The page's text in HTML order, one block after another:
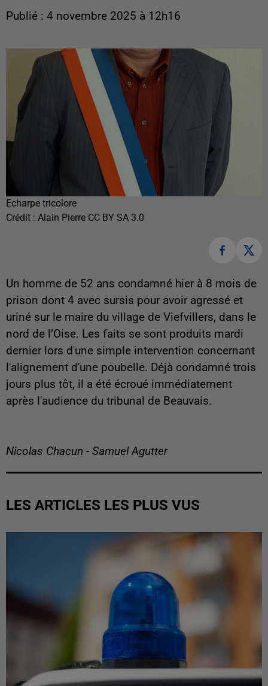
Publié : 4 novembre 2025 à 12h16
Echarpe tricolore
Crédit : Alain Pierre CC BY SA 3.0
Un homme de 52 ans condamné hier à 8 mois de
prison dont 4 avec sursis pour avoir agressé et
uriné sur le maire du village de Viefvillers, dans le
nord de l’Oise. Les faits se sont produits mardi
dernier lors d'une simple intervention concernant
l'alignement d'une poubelle. Déjà condamné trois
jours plus tôt, il a été écroué immédiatement
après l'audience du tribunal de Beauvais.
Nicolas Chacun - Samuel Agutter
LES ARTICLES LES PLUS VUS